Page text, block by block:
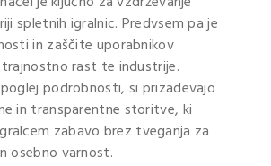
spletnih igralnic. Predvsem pa je
in zaščite uporabnikov
rast te industrije.
podrobnosti, si prizadevajo
in transparentne storitve, ki
zabavo brez tveganja za
osebno varnost.